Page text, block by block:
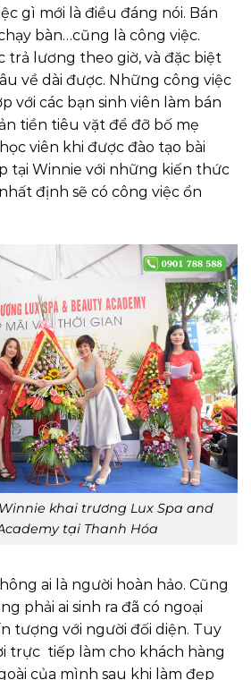
gì mới là điều đáng nói. Bán
bàn…cũng là công việc.
trả lương theo giờ, và đặc biệt
về dài được. Những công việc
với các bạn sinh viên làm bán
tiền tiêu vặt để đỡ bố mẹ
viên khi được đào tạo bài
tại Winnie với những kiến thức
định sẽ có công việc ổn
khai trương Lux Spa and
tại Thanh Hóa
ai là người hoàn hảo. Cũng
phải ai sinh ra đã có ngoại
tượng với người đối diện. Tuy
trực tiếp làm cho khách hàng
của mình sau khi làm đẹp